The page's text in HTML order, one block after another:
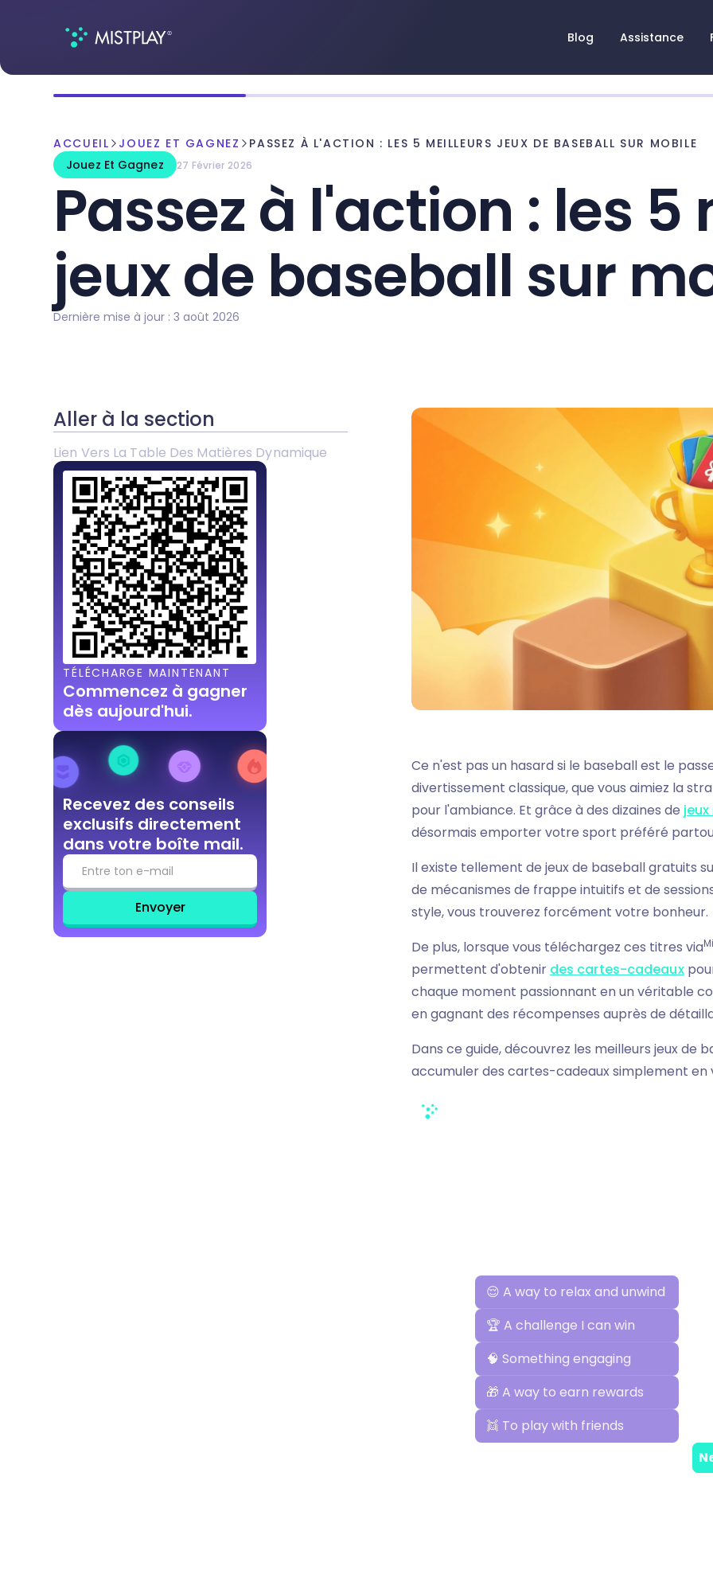
Blog Assistance
ACCUEIL JOUEZ ET GAGNEZ
PASSEZ À L'ACTION : LES 5 MEILLEURS JEUX DE BASEBALL SUR MOBILE
Jouez Et Gagnez
27 Février 2026
Passez à l'action : les
jeux de baseball sur
Dernière mise à jour : 3 août 2026
Aller à la section
Lien Vers La Table Des Matières Dynamique
TÉLÉCHARGE MAINTENANT
Commencez à gagner
dès aujourd'hui.
Recevez des conseils
exclusifs directement
dans votre boîte mail.
Ce n'est pas un hasard si le baseball est le
divertissement classique, que vous aimiez la
pour l'ambiance. Et grâce à des dizaines de
désormais emporter votre sport préféré
Il existe tellement de jeux de baseball gratuits
de mécanismes de frappe intuitifs et de
style, vous trouverez forcément votre bonheur.
De plus, lorsque vous téléchargez ces titres via
permettent d'obtenir des cartes-cadeaux
chaque moment passionnant en un véritable
en gagnant des récompenses auprès de
Dans ce guide, découvrez les meilleurs jeux de
accumuler des cartes-cadeaux simplement en